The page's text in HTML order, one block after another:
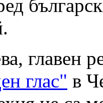
главен
глас" в